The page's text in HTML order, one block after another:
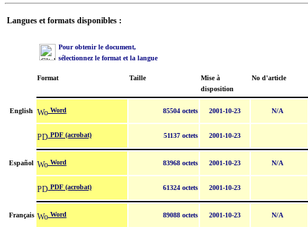
Langues et formats disponibles :
Pour obtenir le document,
sélectionnez le format et la langue
Format Taille
Mise à
disposition
No d'article
English Word 85504 octets 2001-10-23 N/A
PDF (acrobat) 51137 octets 2001-10-23
Español Word 83968 octets 2001-10-23 N/A
PDF (acrobat) 61324 octets 2001-10-23
Français Word 89088 octets 2001-10-23 N/A